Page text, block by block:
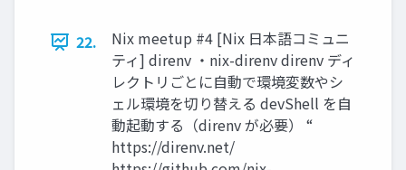
22.
Nix meetup #4 [Nix 日本語コミュニ
ティ] direnv ・nix-direnv direnv ディ
レクトリごとに自動で環境変数やシ
ェル環境を切り替える devShell を自
動起動する（direnv が必要） “
https://direnv.net/